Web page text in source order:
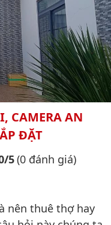
CAMERA AN
ĐẶT
5(0 đánh giá)
nên thuê thợ hay